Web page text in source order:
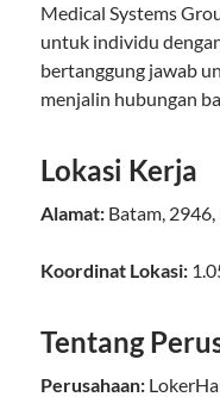
Medical Systems
untuk individu
bertanggung jawab
menjalin hubungan
Lokasi Kerja
Alamat: Batam, 2946,
Koordinat Lokasi:
Tentang
Perusahaan: